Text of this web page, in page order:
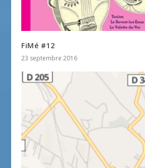
FiMé #12
23 septembre 2016